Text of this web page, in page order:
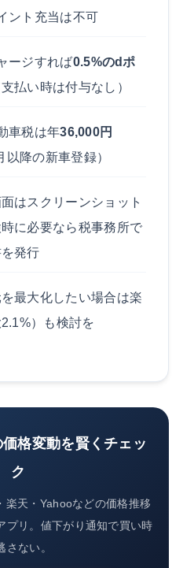
ント充当は不可
ージすれば0.5%のdポ
支払い時は付与なし）
車税は年36,000円
以降の新車登録）
はスクリーンショット
に必要なら税事務所で
発行
最大化したい場合は楽
）も検討を
格変動を賢くチェッ
ク
楽天・Yahooなどの価格推移
プリ。値下がり通知で買い時
さない。